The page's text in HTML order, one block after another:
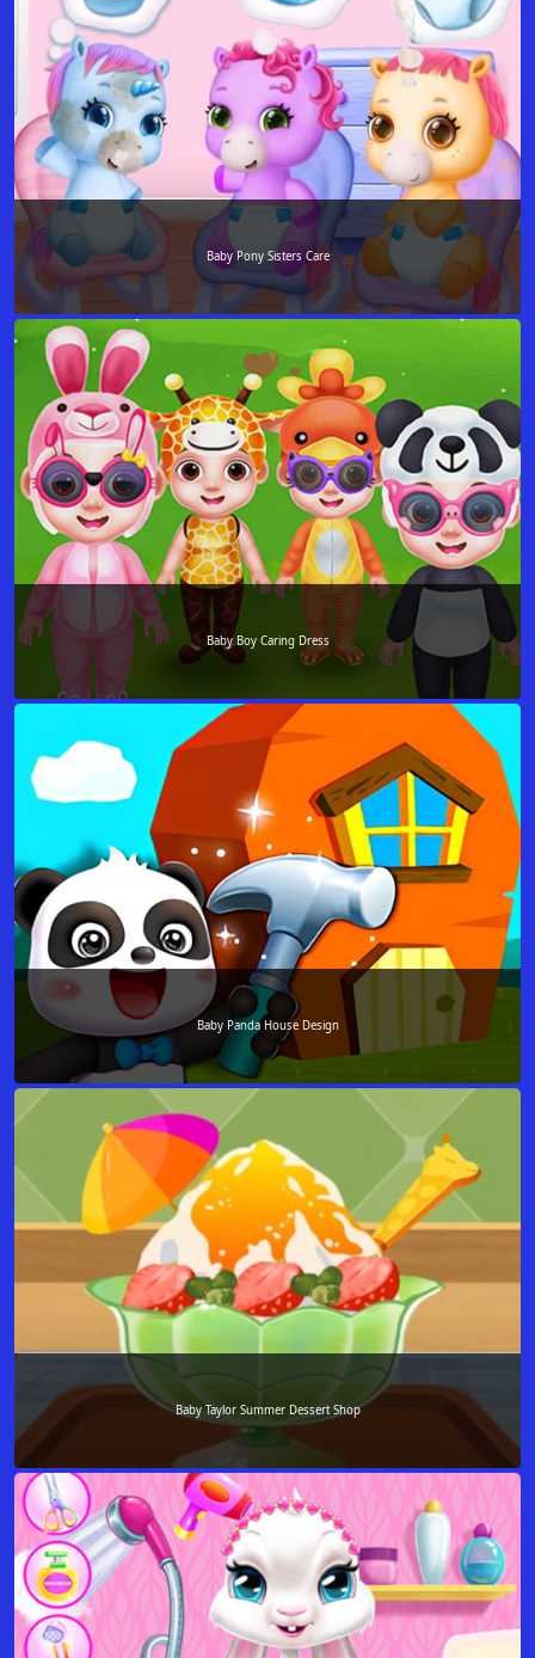
Baby Pony Sisters Care
Baby Boy Caring Dress
Baby Panda House Design
Baby Taylor Summer Dessert Shop